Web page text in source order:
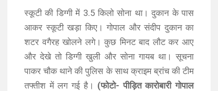
स्कूटी की डिग्गी में 3.5 किलो सोना था। दुकान के पास
आकर स्कूटी खड़ा किए। गोपाल और संदीप दुकान का
शटर वगैरह खोलने लगे। कुछ मिनट बाद लौट कर आए
और देखे तो डिग्गी खुली और सोना गायब था। सूचना
पाकर चौक थाने की पुलिस के साथ क्राइम ब्रांच की टीम
तफ्तीश में लग गई है। (फोटो- पीड़ित कारोबारी गोपाल